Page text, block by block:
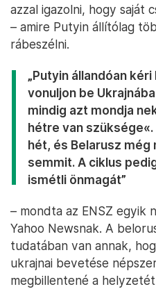
azzal igazolni, hogy saját
– amire Putyin állítólag
rábeszélni.
„Putyin állandóan
vonuljon be
mindig azt mondja
hétre van
hét, és Belarusz még
semmit. A ciklus
ismétli önmagát”
– mondta az ENSZ egyik
Yahoo Newsnak. A
tudatában van annak,
ukrajnai bevetése
megbillentené a